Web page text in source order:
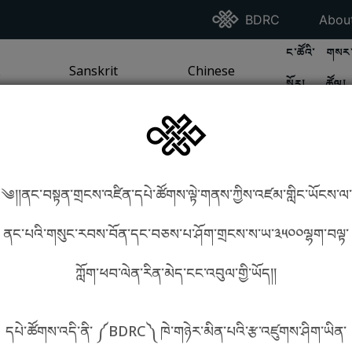
Go To BDRC
BDRC Go
/ SEA TRADITIONPAGE
GO TOSANSKRIT TRADITION
Sanskrit
GO TOCHINESE TRADITION
Chinese
GO TO
ང་ཚོའི་
སྐོར།
GO
ཚོལ།
༄།།ནང་བསྟན་གྲངས་འཛིན་དཔེ་ཚོགས་ལྟེ་གནས་ཀྱིས་འཛམ་གླིང་ཡོངས་ལ་
ནང་པའི་གསུང་རབས་བོན་དང་བཅས་པ་ཤོག་གྲངས་ས་ཡ་༣༥༠༠ལྷག་བལྟ་
ཀློག་ཕབ་ལེན་རིན་མེད་ངང་འབུལ་གྱི་ཡོད།།
དཔེ་ཚོགས་འདི་ནི་ ༼BDRC༽ ཁེ་གཉེར་མིན་པའི་རྩ་འཛུགས་ཤིག་ཡིན་
phonetics! How to find things?